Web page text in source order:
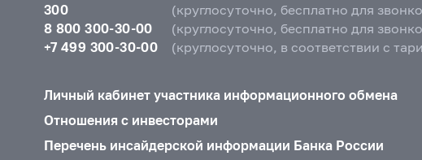
300
(круглосуточно, бесплатно для
8 800 300-30-00
(круглосуточно, бесплатно для
+7 499 300-30-00
(круглосуточно, в соответствии с
Личный кабинет участника информационного обмена
Отношения с инвесторами
Перечень инсайдерской информации Банка России